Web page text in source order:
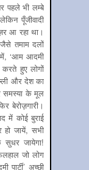
पहले भी लम्बे
पूँजीवादी
आ रहा था।
तमाम दलों
‘आम आदमी
करते हुए लोगों
और देश का
समस्या के मूल
बेरोज़़गारी।
में कोई बुराई
हो जायें, सभी
सुधर जायेगा!
जो लोग
अच्छी